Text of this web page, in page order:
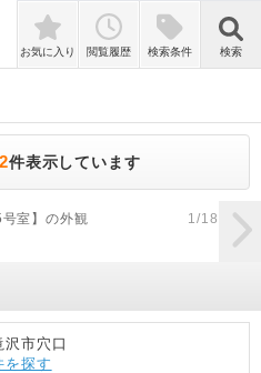
検索
お気に入り 閲覧履歴 検索条件 検索
2件表示しています
zoom_in
室】の外観 1/18
沢市穴口
を探す